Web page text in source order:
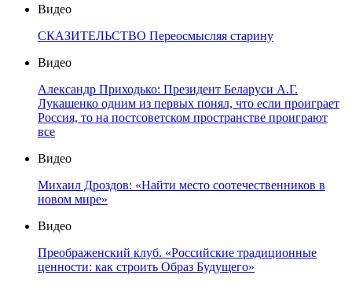
Видео
СКАЗИТЕЛЬСТВО Переосмысляя старину
Видео
Александр Приходько: Президент Беларуси А.Г.
Лукашенко одним из первых понял, что если проиграет
Россия, то на постсоветском пространстве проиграют
все
Видео
Михаил Дроздов: «Найти место соотечественников в
новом мире»
Видео
Преображенский клуб. «Российские традиционные
ценности: как строить Образ Будущего»